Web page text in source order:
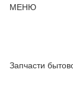
МЕНЮ
Запчасти